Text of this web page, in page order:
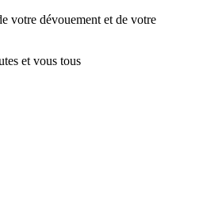
votre dévouement et de votre
et vous tous